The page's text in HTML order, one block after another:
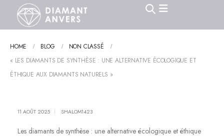
HOME BLOG
NON CLASSÉ
« LES DIAMANTS DE SYNTHÈSE : UNE ALTERNATIVE ÉCOLOGIQUE ET
ÉTHIQUE AUX DIAMANTS NATURELS »
11 AOÛT 2025 SHALOM1423
Les diamants de synthèse : une alternative écologique et éthique